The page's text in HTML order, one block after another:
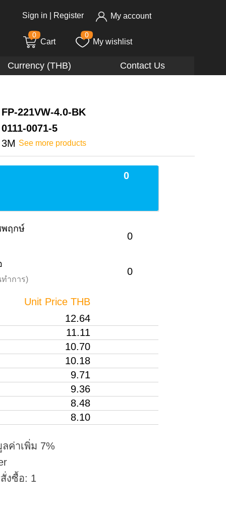
Sign in Register My account
0
Cart
0
My wishlist
Currency (THB) Contact Us
FP-221VW-4.0-BK
0111-0071-5
3M See more products
0
ฤกษ์
0
ทำการ)
0
Unit Price THB
12.64
11.11
10.70
10.18
9.71
9.36
8.48
8.10
ค่าเพิ่ม 7%
งซื้อ: 1